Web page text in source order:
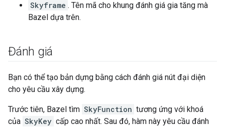
Skyframe . Tên mã cho khung đánh giá gia tăng mà
Bazel dựa trên.
Đánh giá
Bạn có thể tạo bản dựng bằng cách đánh giá nút đại diện
cho yêu cầu xây dựng.
Trước tiên, Bazel tìm SkyFunction tương ứng với khoá
của SkyKey cấp cao nhất. Sau đó, hàm này yêu cầu đánh